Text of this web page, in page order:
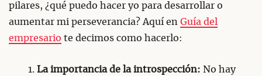
pilares, ¿qué puedo hacer yo para desarrollar o
aumentar mi perseverancia? Aquí en Guía del
empresario te decimos como hacerlo:
La importancia de la introspección: No hay